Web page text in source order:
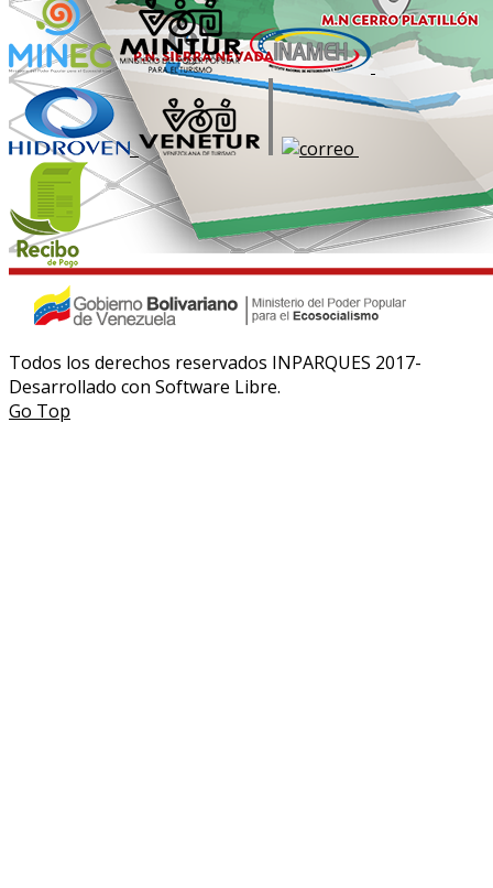
Todos los derechos reservados INPARQUES 2017-
Desarrollado con Software Libre.
Go Top